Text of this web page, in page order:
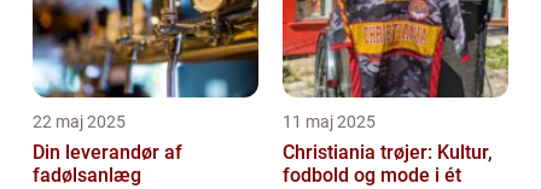
22 maj 2025
Din leverandør af
fadølsanlæg
11 maj 2025
Christiania trøjer: Kultur,
fodbold og mode i ét